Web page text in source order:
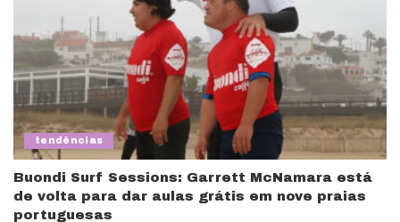
tendências
Buondi Surf Sessions: Garrett McNamara está
de volta para dar aulas grátis em nove praias
portuguesas